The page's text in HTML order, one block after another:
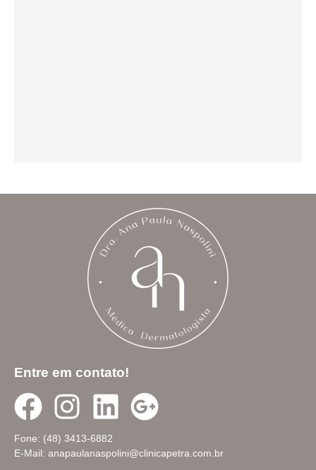
Entre em contato!
Fone: (48) 3413-6882
E-Mail: anapaulanaspolini@clinicapetra.com.br